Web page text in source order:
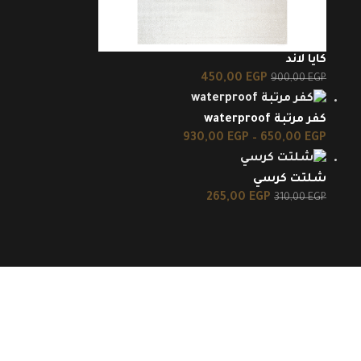
كايا لاند
900,00EGP
450,00 EGP
كفر مرتبة waterproof
650,00 EGP
–
930,00 EGP
شلتت كرسي
310,00EGP
265,00 EGP